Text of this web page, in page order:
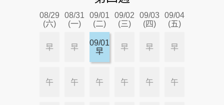
08/29
(六)
08/31
(一)
09/01
(二)
09/02
(三)
09/03
(四)
09/04
(五)
早 早
09/01
早
早 早 早
午 午 午 午 午 午